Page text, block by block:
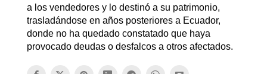
a los vendedores y lo destinó a su patrimonio,
trasladándose en años posteriores a Ecuador,
donde no ha quedado constatado que haya
provocado deudas o desfalcos a otros afectados.